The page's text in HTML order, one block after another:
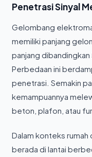
Penetrasi Sinyal
Gelombang
memiliki panjang
panjang dibandingkan
Perbedaan ini
penetrasi. Semakin
kemampuannya
beton, plafon, atau
Dalam konteks rumah
berada di lantai